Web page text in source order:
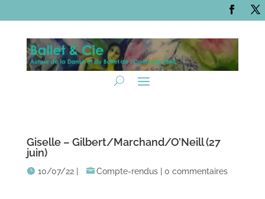
Giselle – Gilbert/Marchand/O’Neill (27
juin)
10/07/22| Compte-rendus| 0 commentaires